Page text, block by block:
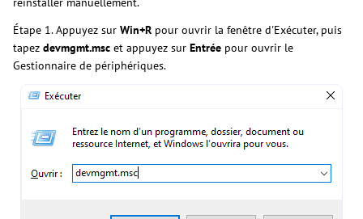
Étape 1. Appuyez sur Win+R pour ouvrir la fenêtre d'Exécuter, puis
tapez devmgmt.msc et appuyez sur Entrée pour ouvrir le
Gestionnaire de périphériques.